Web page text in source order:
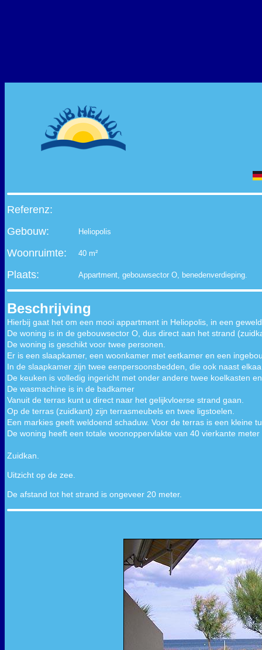
Referenz:
Gebouw:
Heliopolis
Woonruimte: 40 m²
Plaats: Appartment, gebouwsector O, benedenverdieping.
Beschrijving
Hierbij gaat het om een mooi appartment in Heliopolis, in een
De woning is in de gebouwsector O, dus direct aan het strand
De woning is geschikt voor twee personen.
Er is een slaapkamer, een woonkamer met eetkamer en een
In de slaapkamer zijn twee eenpersoonsbedden, die ook naast
De keuken is volledig ingericht met onder andere twee koelkasten
De wasmachine is in de badkamer
Vanuit de terras kunt u direct naar het gelijkvloerse strand gaan.
Op de terras (zuidkant) zijn terrasmeubels en twee ligstoelen.
Een markies geeft weldoend schaduw. Voor de terras is een kleine
De woning heeft een totale woonoppervlakte van 40 vierkante
Zuidkan.
Uitzicht op de zee.
De afstand tot het strand is ongeveer 20 meter.